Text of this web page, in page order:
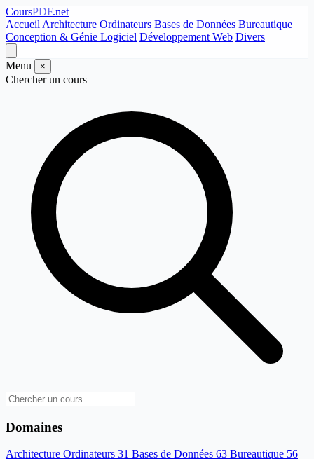
CoursPDF.net
Accueil Architecture Ordinateurs Bases de Données Bureautique
Conception & Génie Logiciel Développement Web Divers
Menu ×
Chercher un cours
Domaines
Architecture Ordinateurs 31 Bases de Données 63 Bureautique 56